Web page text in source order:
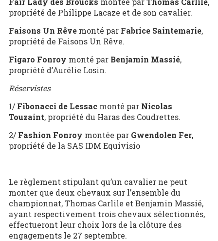
propriété de Philippe Lacaze et de son cavalier.
Faisons Un Rêvemonté par Fabrice Saintemarie,
propriété de Faisons Un Rêve.
Figaro Fonroy monté par Benjamin Massié,
propriété d’Aurélie Losin.
Réservistes
1/ Fibonacci de Lessac monté par Nicolas
Touzaint, propriété du Haras des Coudrettes.
2/ Fashion Fonroy montée par Gwendolen Fer,
propriété de la SAS IDM Equivisio
Le règlement stipulant qu’un cavalier ne peut
monter que deux chevaux sur l’ensemble du
championnat, Thomas Carlile et Benjamin Massié,
ayant respectivement trois chevaux sélectionnés,
effectueront leur choix lors de la clôture des
engagements le 27 septembre.